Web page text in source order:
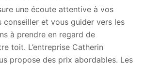
une écoute attentive à vos
conseiller et vous guider vers les
à prendre en regard de
toit. L’entreprise Catherin
propose des prix abordables. Les